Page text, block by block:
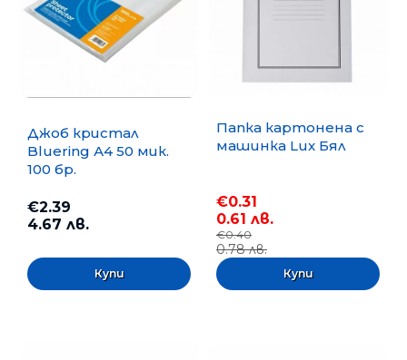
Джоб кристал
Bluering А4 50 мик.
100 бр.
€2.39
4.67 лв.
Папка картонена с
машинка Lux Бял
€0.31
0.61 лв.
€0.40
0.78 лв.